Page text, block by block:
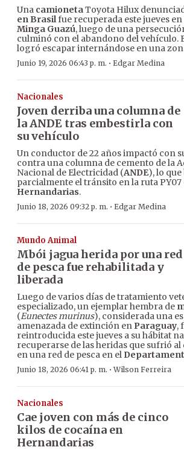
Una camionetaToyota Hilux
en Brasilfue recuperada este jueves
Minga Guazú, luego de una
culminó con el abandono del vehículo.
logró escapar internándose en una
Junio 19, 2026 06:43 p. m. · Edgar Medina
Nacionales
Joven derriba una columna de
la ANDE tras embestirla con
su vehículo
Un conductor de 22 años impactó con
contra una columna de cemento de la
Nacional de Electricidad (ANDE), lo
parcialmente el tránsito en la ruta PY07
Hernandarias.
Junio 18, 2026 09:32 p. m. · Edgar Medina
Mundo Animal
Mbói jagua herida por una red
de pesca fue rehabilitada y
liberada
Luego de varios días de tratamiento
especializado, un ejemplar hembra de
(Eunectes murinus), considerada una
amenazada de extinción en Paraguay,
reintroducida este jueves a su hábitat
recuperarse de las heridas que sufrió
en una red de pesca en el
Junio 18, 2026 06:41 p. m. ·Wilson Ferreira
Nacionales
Cae joven con más de cinco
kilos de cocaína en
Hernandarias